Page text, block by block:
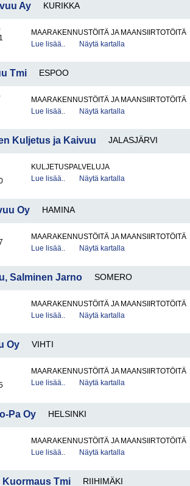
Ay KURIKKA
MAARAKENNUSTÖITÄ JA MAANSIIRTOTÖITÄ
Lue lisää..
Näytä kartalla
Tmi ESPOO
MAARAKENNUSTÖITÄ JA MAANSIIRTOTÖITÄ
Lue lisää..
Näytä kartalla
Kuljetus ja Kaivuu JALASJÄRVI
KULJETUSPALVELUJA
Lue lisää..
Näytä kartalla
Oy HAMINA
MAARAKENNUSTÖITÄ JA MAANSIIRTOTÖITÄ
Lue lisää..
Näytä kartalla
Salminen Jarno SOMERO
MAARAKENNUSTÖITÄ JA MAANSIIRTOTÖITÄ
Lue lisää..
Näytä kartalla
Oy VIHTI
MAARAKENNUSTÖITÄ JA MAANSIIRTOTÖITÄ
Lue lisää..
Näytä kartalla
Pa Oy HELSINKI
MAARAKENNUSTÖITÄ JA MAANSIIRTOTÖITÄ
Lue lisää..
Näytä kartalla
Kuormaus Tmi RIIHIMÄKI